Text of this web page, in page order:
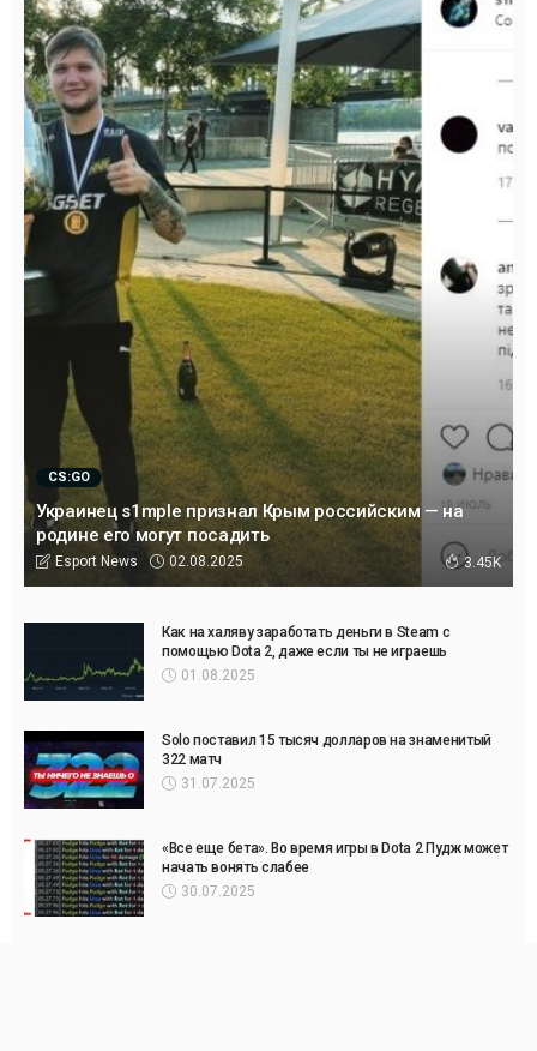
CS:GO
Украинец s1mple признал Крым российским — на
родине его могут посадить
Esport News 02.08.2025 3.45K
Как на халяву заработать деньги в Steam с
помощью Dota 2, даже если ты не играешь
01.08.2025
Solo поставил 15 тысяч долларов на знаменитый
322 матч
31.07.2025
«Все еще бета». Во время игры в Dota 2 Пудж может
начать вонять слабее
30.07.2025